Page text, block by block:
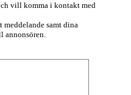
vill komma i kontakt med
samt dina
annonsören.